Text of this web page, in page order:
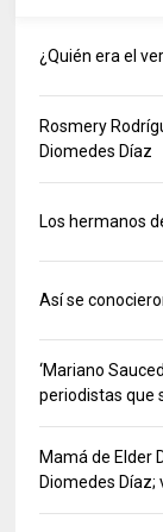
¿Quién era el
Rosmery
Diomedes Díaz
Los hermanos
Así se
‘Mariano
periodistas que
Mamá de Elder
Diomedes Díaz;